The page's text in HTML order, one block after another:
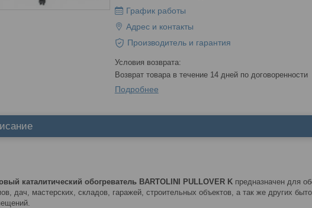
График работы
Адрес и контакты
Производитель и гарантия
возврат товара в течение 14 дней по договоренности
Подробнее
каталитический обогреватель BARTOLINI PULLOVER K предназначен для
дач, мастерских, складов, гаражей, строительных объектов, а так же других